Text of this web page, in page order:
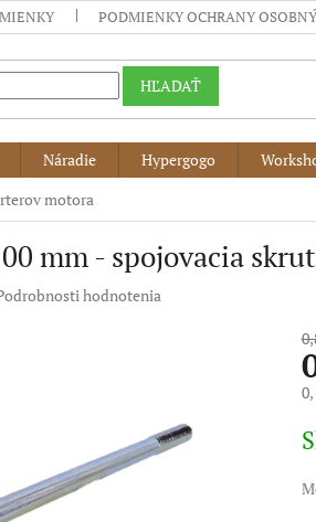
PODMIENKY OCHRANY
HĽADAŤ
Náradie Hypergogo
motora
mm - spojovacia
hodnotenia